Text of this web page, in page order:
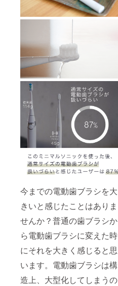
今までの電動歯ブラシを大
きいと感じたことはありま
せんか？普通の歯ブラシか
ら電動歯ブラシに変えた時
にそれを大きく感じると思
います。電動歯ブラシは構
造上、大型化してしまうの